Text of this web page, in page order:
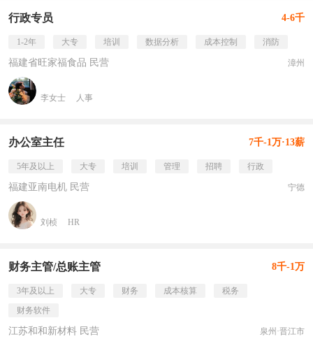
行政专员 4-6千
1-2年 大专 培训 数据分析 成本控制 消防
福建省旺家福食品 民营 漳州
李女士 人事
办公室主任 7千-1万·13薪
5年及以上 大专 培训 管理 招聘 行政
福建亚南电机 民营 宁德
刘桢 HR
财务主管/总账主管 8千-1万
3年及以上 大专 财务 成本核算
税务
财务软件
江苏和和新材料 民营 泉州·晋江市